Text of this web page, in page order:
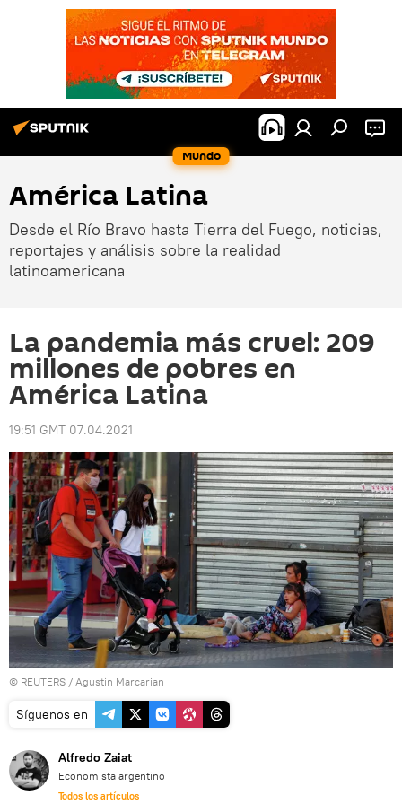
Mundo
América Latina
Desde el Río Bravo hasta Tierra del Fuego, noticias,
reportajes y análisis sobre la realidad
latinoamericana
La pandemia más cruel: 209
millones de pobres en
América Latina
19:51 GMT 07.04.2021
© REUTERS / Agustin Marcarian
Síguenos en
Alfredo Zaiat
Economista argentino
Todos los artículos